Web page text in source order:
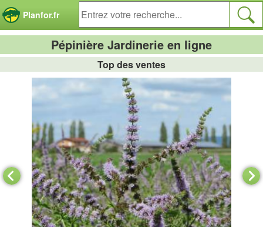
Planfor.fr
Pépinière Jardinerie en ligne
Top des ventes
Panneau de gestion des cookies